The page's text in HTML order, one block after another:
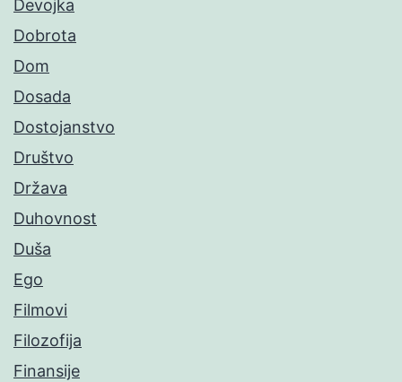
Devojka
Dobrota
Dom
Dosada
Dostojanstvo
Društvo
Država
Duhovnost
Duša
Ego
Filmovi
Filozofija
Finansije